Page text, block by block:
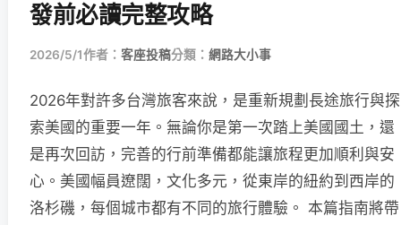
發前必讀完整攻略
2026/5/1作者： 客座投稿分類： 網路大小事
2026年對許多台灣旅客來說，是重新規劃長途旅行與探
索美國的重要一年。無論你是第一次踏上美國國土，還
是再次回訪，完善的行前準備都能讓旅程更加順利與安
心。美國幅員遼闊，文化多元，從東岸的紐約到西岸的
洛杉磯，每個城市都有不同的旅行體驗。 本篇指南將帶